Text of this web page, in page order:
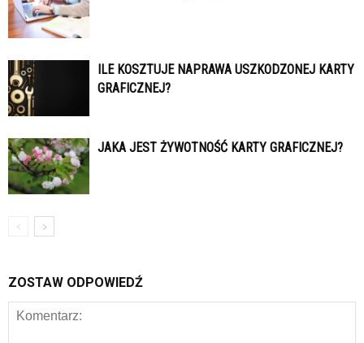
ILE KOSZTUJE NAPRAWA USZKODZONEJ KARTY
GRAFICZNEJ?
JAKA JEST ŻYWOTNOŚĆ KARTY GRAFICZNEJ?
ZOSTAW ODPOWIEDŹ